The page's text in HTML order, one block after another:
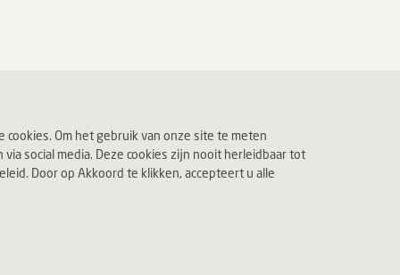
Om het gebruik van onze site te meten
social media. Deze cookies zijn nooit herleidbaar tot
Door op Akkoord te klikken, accepteert u alle